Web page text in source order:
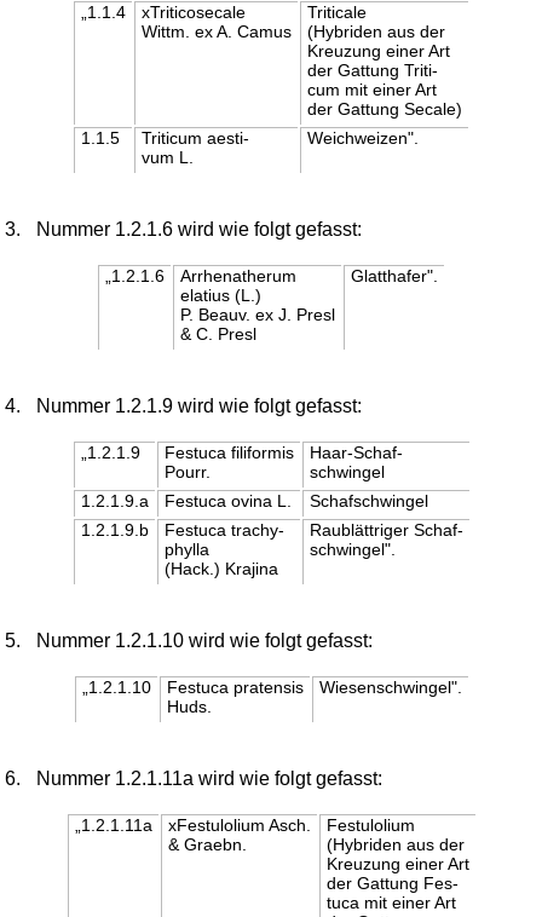
„1.1.4
xTriticosecale
Wittm. ex A. Camus
Triticale
(Hybriden aus der
Kreuzung einer Art
der Gattung Triti-
cum mit einer Art
der Gattung Secale)
1.1.5
Triticum aesti-
vum L.
Weichweizen".
3. Nummer 1.2.1.6 wird wie folgt gefasst:
„1.2.1.6
Arrhenatherum
elatius (L.)
P. Beauv. ex J. Presl
& C. Presl
Glatthafer".
4. Nummer 1.2.1.9 wird wie folgt gefasst:
„1.2.1.9
Festuca filiformis
Pourr.
Haar-Schaf-
schwingel
1.2.1.9.a
Festuca ovina L.
Schafschwingel
1.2.1.9.b
Festuca trachy-
phylla
(Hack.) Krajina
Raublättriger Schaf-
schwingel".
5. Nummer 1.2.1.10 wird wie folgt gefasst:
„1.2.1.10
Festuca pratensis
Huds.
Wiesenschwingel".
6. Nummer 1.2.1.11a wird wie folgt gefasst:
„1.2.1.11a
xFestulolium Asch.
& Graebn.
Festulolium
(Hybriden aus der
Kreuzung einer Art
der Gattung Fes-
tuca mit einer Art